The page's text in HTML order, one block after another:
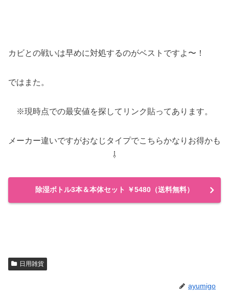
カビとの戦いは早めに対処するのがベストですよ〜！
ではまた。
※現時点での最安値を探してリンク貼ってあります。
メーカー違いですがおなじタイプでこちらかなりお得かも
⇩
除湿ボトル3本＆本体セット ￥5480（送料無料）
日用雑貨
ayumigo